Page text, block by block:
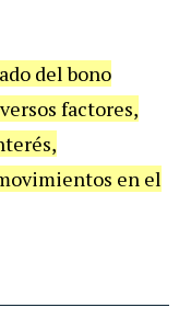
del bono
factores,
en el